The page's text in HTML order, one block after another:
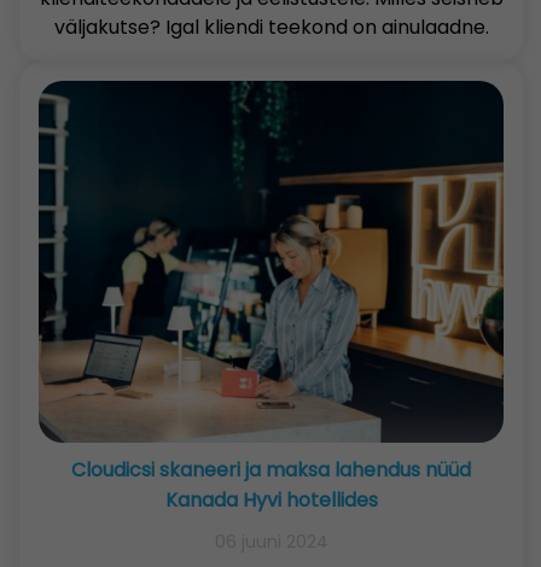
väljakutse? Igal kliendi teekond on ainulaadne.
Cloudicsi skaneeri ja maksa lahendus nüüd
Kanada Hyvi hotellides